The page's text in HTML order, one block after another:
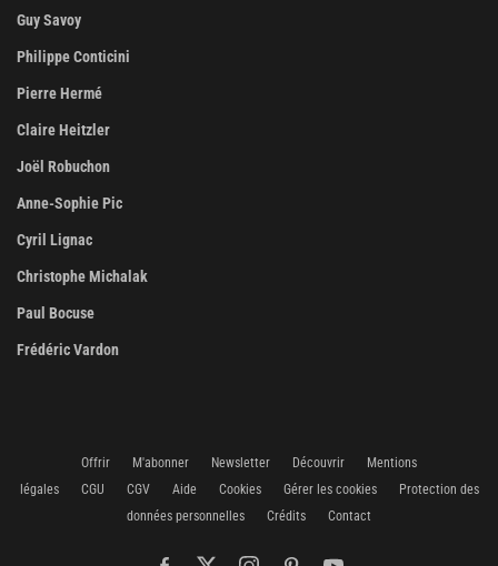
Guy Savoy
Philippe Conticini
Pierre Hermé
Claire Heitzler
Joël Robuchon
Anne-Sophie Pic
Cyril Lignac
Christophe Michalak
Paul Bocuse
Frédéric Vardon
Offrir M'abonner Newsletter Découvrir
Mentions
légales
CGU CGV Aide Cookies Gérer les cookies
Protection des
données personnelles
Crédits Contact